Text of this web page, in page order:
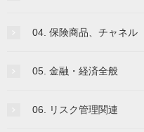
04. 保険商品、チャネル
05. 金融・経済全般
06. リスク管理関連